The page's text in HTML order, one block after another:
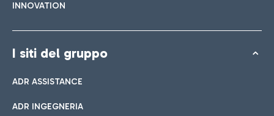
INNOVATION
I siti del gruppo
ADR ASSISTANCE
ADR INGEGNERIA